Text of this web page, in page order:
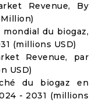
Revenue, By
du biogaz,
(millions USD)
Revenue, par
USD)
du biogaz en
- 2031 (millions